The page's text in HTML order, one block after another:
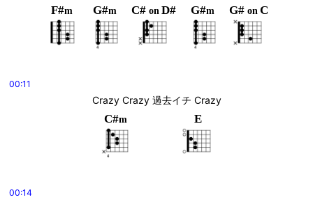
F#m G#m C# on D# G#m G# on C
00:11
Crazy Crazy 過去イチ Crazy
C#m E
00:14